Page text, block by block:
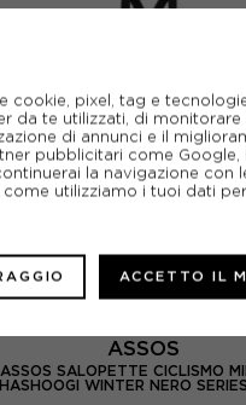
ASSOS
ASSOS SALOPETTE CICLISMO
HASHOOGI WINTER NERO
pixel, tag e
da te utilizzati, di
di annunci e il
pubblicitari come Google,
la navigazione con
utilizziamo i tuoi dati
ACCETTO IL